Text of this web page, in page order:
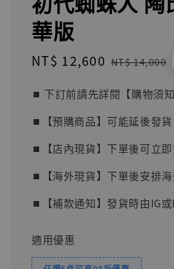
華版
Sale
NT$ 12,600 Regular
NT$ 14,000
⏹︎ 下訂前請先詳閱【購物須
⏹︎【預購商品】可能延後發貨
⏹︎【店內現貨】下單後可立
⏹︎【海外現貨】下單後安排
⏹︎【補款通知】發貨時由IG
適用優惠